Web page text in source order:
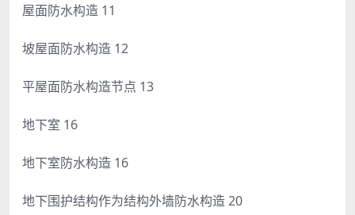
屋面防水构造 11
坡屋面防水构造 12
平屋面防水构造节点 13
地下室 16
地下室防水构造 16
地下围护结构作为结构外墙防水构造 20